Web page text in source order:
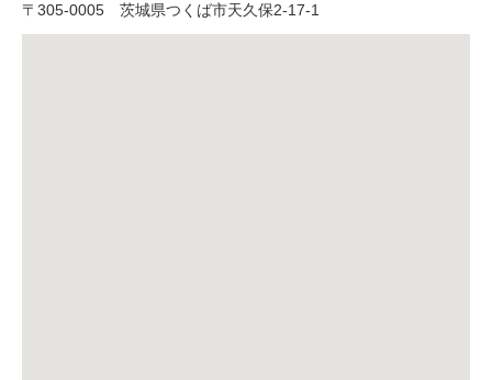
〒 305-0005 茨城県つくば市天久保2-17-1